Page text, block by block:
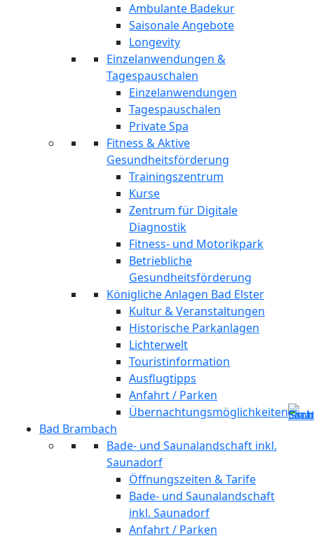
Ambulante Badekur
Saisonale Angebote
Longevity
Einzelanwendungen &
Tagespauschalen
Einzelanwendungen
Tagespauschalen
Private Spa
Fitness & Aktive
Gesundheitsförderung
Trainingszentrum
Kurse
Zentrum für Digitale
Diagnostik
Fitness- und Motorikpark
Betriebliche
Gesundheitsförderung
Königliche Anlagen Bad Elster
Kultur & Veranstaltungen
Historische Parkanlagen
Lichterwelt
Touristinformation
Ausflugtipps
Anfahrt / Parken
Übernachtungsmöglichkeiten
Bad Brambach
Bade- und Saunalandschaft inkl.
Saunadorf
Öffnungszeiten & Tarife
Bade- und Saunalandschaft
inkl. Saunadorf
Anfahrt / Parken